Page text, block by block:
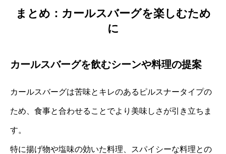
まとめ：カールスバーグを楽しむため
に
カールスバーグを飲むシーンや料理の提案
カールスバーグは苦味とキレのあるピルスナータイプの
ため、食事と合わせることでより美味しさが引き立ちま
す。
特に揚げ物や塩味の効いた料理、スパイシーな料理との